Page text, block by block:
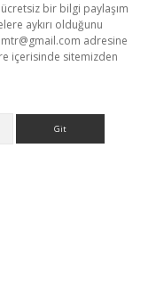
bir bilgi paylaşım
aykırı olduğunu
adresine
içerisinde sitemizden